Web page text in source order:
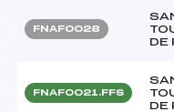
FNAF0028
DE
FNAF0021.FFS
DE